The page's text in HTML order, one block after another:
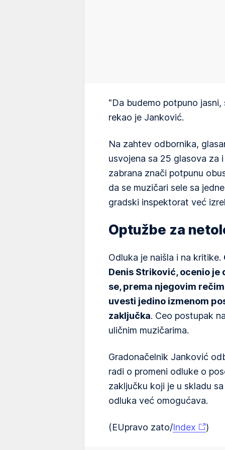
"Da budemo potpuno
rekao je Janković.
Na zahtev odbornika,
usvojena sa 25 glasova za
zabrana znači potpunu
da se muzičari sele sa
gradski inspektorat već
Optužbe za
Odluka je naišla i na kritike.
Denis Striković, ocenio je
se, prema njegovim
uvesti jedino izmenom
zaključka. Ceo postupak
uličnim muzičarima.
Gradonačelnik Janković
radi o promeni odluke o
zaključku koji je u skladu
odluka već omogućava.
(EUpravo zato/Index )